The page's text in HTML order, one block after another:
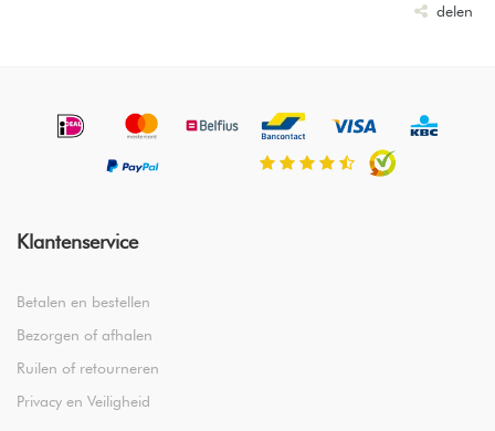
delen
Klantenservice
Betalen en bestellen
Bezorgen of afhalen
Ruilen of retourneren
Privacy en Veiligheid